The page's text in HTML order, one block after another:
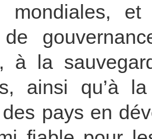
mondiales,
de
à la
ainsi qu’à
pays en